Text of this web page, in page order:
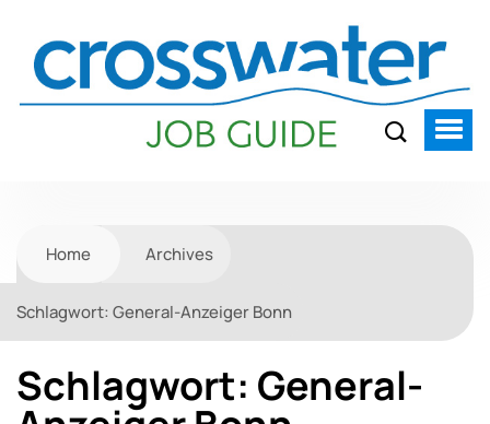
Home Archives
Schlagwort: General-Anzeiger Bonn
Schlagwort: General-